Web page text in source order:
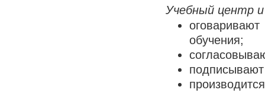
Учебный центр
обучения;